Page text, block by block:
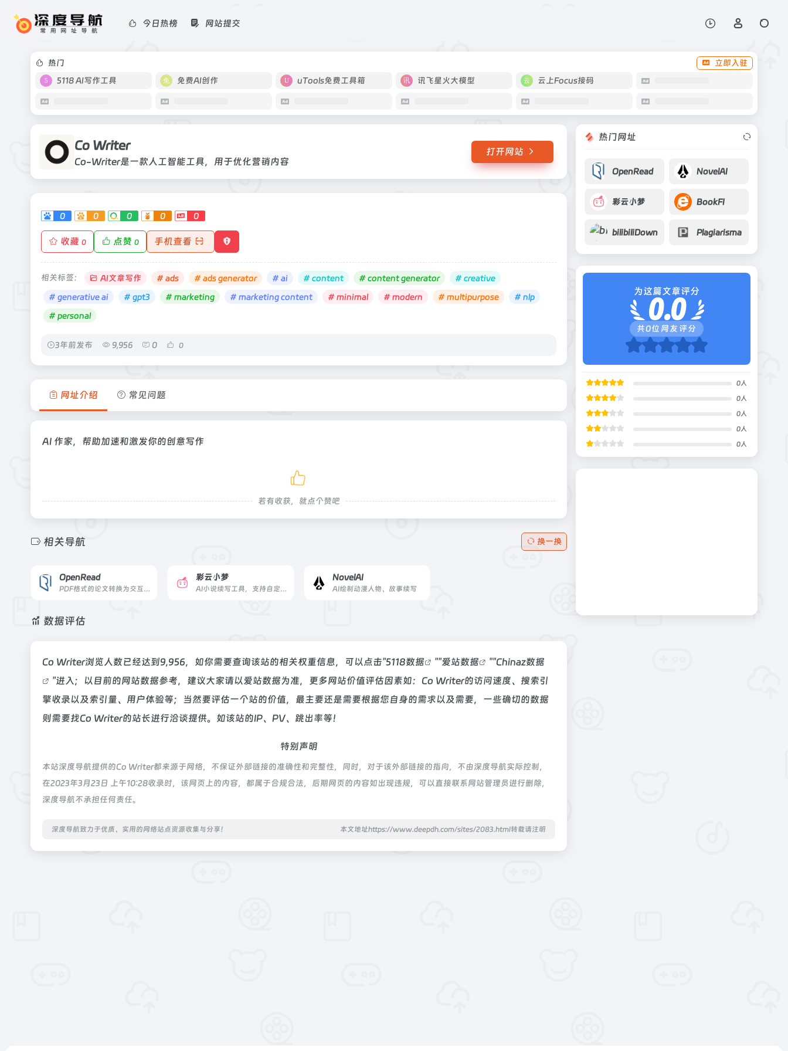
今日热榜 网站提交
热门
立即入驻
5118 AI写作工具
免费AI创作 uTools免费工具箱 讯飞星火大模型 云上Focus接码
Co Writer
Co-Writer是一款人工智能工具，用于优化营销内容
打开网站
0 0 0 0 0
收藏 0 点赞 0 手机查看
相关标签： AI文章写作 # ads # ads generator # ai # content # content generator
# creative
# generative ai
# gpt3 # marketing # marketing content # minimal # modern # multipurpose
# nlp
# personal
3年前发布 9,956 0 0
网址介绍 常见问题
AI 作家，帮助加速和激发你的创意写作
若有收获，就点个赞吧
相关导航 换一换
OpenRead
PDF格式的论文转换为交互式论文
彩云小梦
AI小说续写工具，支持自定义小说世界
NovelAI
AI绘制动漫人物、故事续写
数据评估
Co Writer浏览人数已经达到9,956，如你需要查询该站的相关权重信息，可以点击"5118数据 ""爱站数据 ""Chinaz数据
"进入；以目前的网站数据参考，建议大家请以爱站数据为准，更多网站价值评估因素如：Co Writer的访问速度、搜索引
擎收录以及索引量、用户体验等；当然要评估一个站的价值，最主要还是需要根据您自身的需求以及需要，一些确切的数据
则需要找Co Writer的站长进行洽谈提供。如该站的IP、PV、跳出率等！
特别声明
本站深度导航提供的Co Writer都来源于网络，不保证外部链接的准确性和完整性，同时，对于该外部链接的指向，不由深度导航实际控制，
在2023年3月23日 上午10:28收录时，该网页上的内容，都属于合规合法，后期网页的内容如出现违规，可以直接联系网站管理员进行删除，
深度导航不承担任何责任。
深度导航致力于优质、实用的网络站点资源收集与分享！ 本文地址https://www.deepdh.com/sites/2083.html转载请注明
热门网址
OpenRead NovelAI
彩云小梦 BookFI
bilibiliDown Plagiarisma
为这篇文章评分
0.0
共0位网友评分
0人
0人
0人
0人
0人